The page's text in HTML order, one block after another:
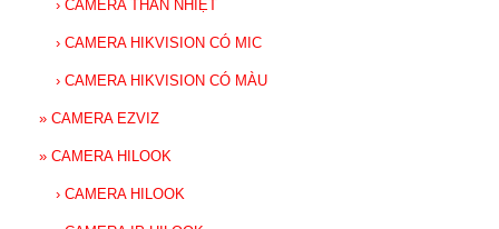
› CAMERA THÂN NHIỆT
› CAMERA HIKVISION CÓ MIC
› CAMERA HIKVISION CÓ MÀU
» CAMERA EZVIZ
» CAMERA HILOOK
› CAMERA HILOOK